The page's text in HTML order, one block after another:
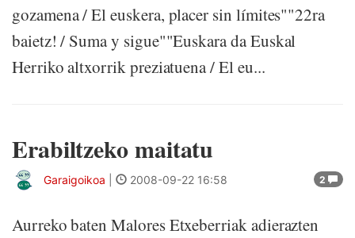
gozamena / El euskera, placer sin límites""22ra
baietz! / Suma y sigue""Euskara da Euskal
Herriko altxorrik preziatuena / El eu...
Erabiltzeko maitatu
2
Garaigoikoa 2008-09-22 16:58
Aurreko baten Malores Etxeberriak adierazten